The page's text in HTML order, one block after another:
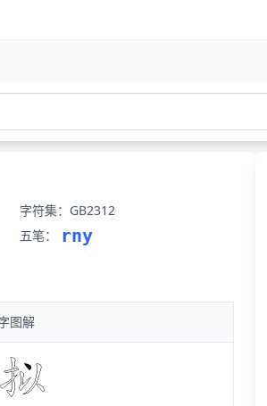
字符集：GB2312
五笔：
rny
图解